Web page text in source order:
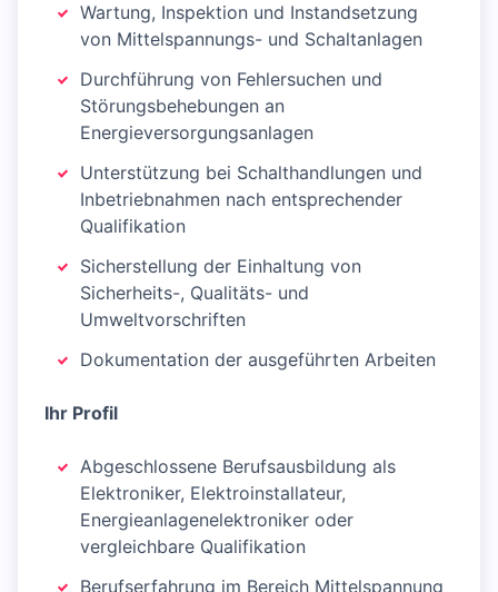
Wartung, Inspektion und Instandsetzung
von Mittelspannungs- und Schaltanlagen
Durchführung von Fehlersuchen und
Störungsbehebungen an
Energieversorgungsanlagen
Unterstützung bei Schalthandlungen und
Inbetriebnahmen nach entsprechender
Qualifikation
Sicherstellung der Einhaltung von
Sicherheits-, Qualitäts- und
Umweltvorschriften
Dokumentation der ausgeführten Arbeiten
Ihr Profil
Abgeschlossene Berufsausbildung als
Elektroniker, Elektroinstallateur,
Energieanlagenelektroniker oder
vergleichbare Qualifikation
Berufserfahrung im Bereich Mittelspannung